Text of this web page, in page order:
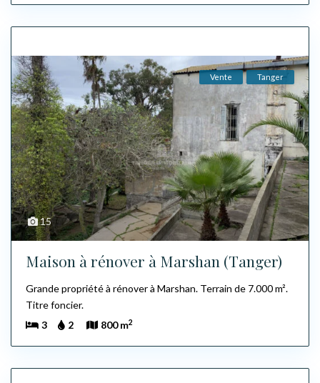
15
Vente Tanger
Maison à rénover à Marshan (Tanger)
Grande propriété à rénover à Marshan. Terrain de 7.000 m².
Titre foncier.
3
2 800 m2